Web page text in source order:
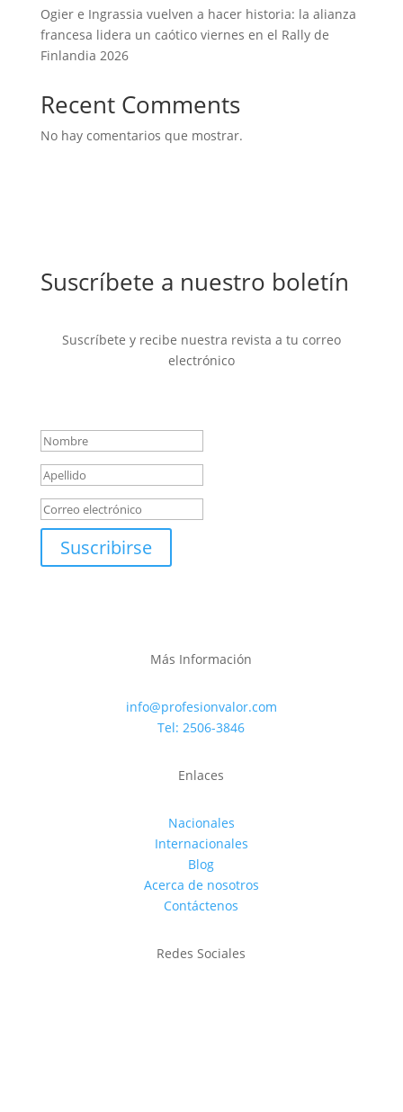
Ogier e Ingrassia vuelven a hacer historia: la alianza
francesa lidera un caótico viernes en el Rally de
Finlandia 2026
Recent Comments
No hay comentarios que mostrar.
Suscríbete a nuestro boletín
Suscríbete y recibe nuestra revista a tu correo
electrónico
Suscribirse
Más Información
info@profesionvalor.com
Tel: 2506-3846
Enlaces
Nacionales
Internacionales
Blog
Acerca de nosotros
Contáctenos
Redes Sociales